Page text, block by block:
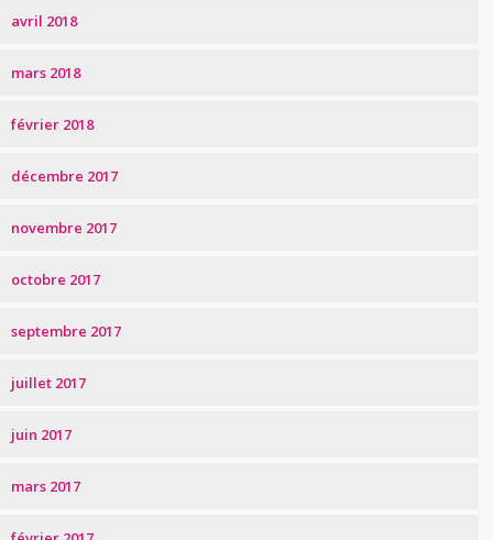
avril 2018
mars 2018
février 2018
décembre 2017
novembre 2017
octobre 2017
septembre 2017
juillet 2017
juin 2017
mars 2017